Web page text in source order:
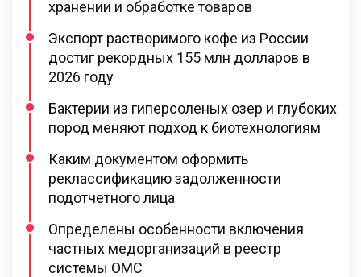
хранении и обработке товаров
Экспорт растворимого кофе из России
достиг рекордных 155 млн долларов в
2026 году
Бактерии из гиперсоленых озер и глубоких
пород меняют подход к биотехнологиям
Каким документом оформить
реклассификацию задолженности
подотчетного лица
Определены особенности включения
частных медорганизаций в реестр
системы ОМС